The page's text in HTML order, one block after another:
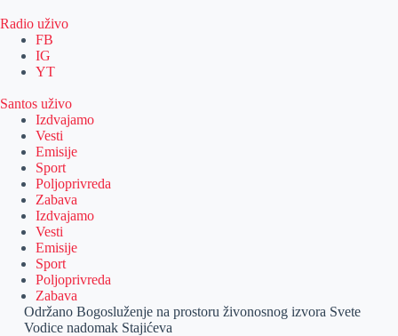
Radio uživo
FB
IG
YT
Santos uživo
Izdvajamo
Vesti
Emisije
Sport
Poljoprivreda
Zabava
Izdvajamo
Vesti
Emisije
Sport
Poljoprivreda
Zabava
Održano Bogosluženje na prostoru živonosnog izvora Svete
Vodice nadomak Stajićeva